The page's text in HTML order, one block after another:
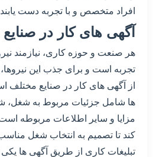
افراد متخصص و با تجربه دست
آگهی های کار در
هر صنعت و حوزه کاری، نیازمند
تجربه است و برای جذب این
از آگهی های کار در صنایع مختلف
ها شامل جزئیات مربوط به شغل،
مزایا و سایر اطلاعات مربوطه
کند تا تصمیم به انتخاب شغل
تبلیغات کاری از طریق آگهی ها